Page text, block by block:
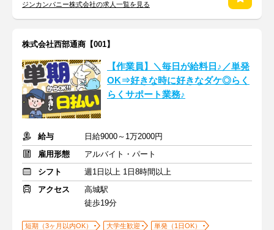
ジンカンパニー株式会社の求人一覧を見る
株式会社西部通商【001】
【作業員】＼毎日が給料日♪／単発
OK⇒好きな時に好きなダケ◎らく
らくサポート業務♪
給与
日給9000～1万2000円
雇用形態
アルバイト・パート
シフト
週1日以上 1日8時間以上
アクセス
高城駅
徒歩19分
短期（3ヶ月以内OK） 大学生歓迎
単発（1日OK）